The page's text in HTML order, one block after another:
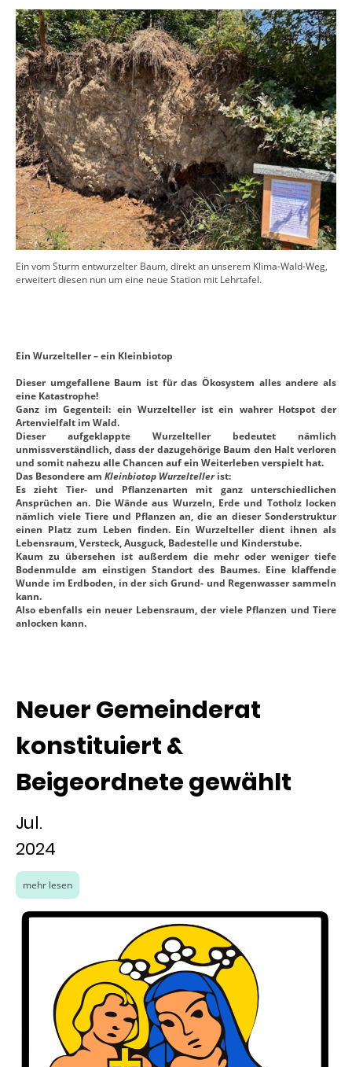
Ein vom Sturm entwurzelter Baum, direkt an unserem Klima-Wald-Weg,
erweitert diesen nun um eine neue Station mit Lehrtafel.
Ein Wurzelteller – ein Kleinbiotop
Dieser umgefallene Baum ist für das Ökosystem alles andere als
eine Katastrophe!
Ganz im Gegenteil: ein Wurzelteller ist ein wahrer Hotspot der
Artenvielfalt im Wald.
Dieser aufgeklappte Wurzelteller bedeutet nämlich
unmissverständlich, dass der dazugehörige Baum den Halt verloren
und somit nahezu alle Chancen auf ein Weiterleben verspielt hat.
Das Besondere am Kleinbiotop Wurzeltellerist:
Es zieht Tier- und Pflanzenarten mit ganz unterschiedlichen
Ansprüchen an. Die Wände aus Wurzeln, Erde und Totholz locken
nämlich viele Tiere und Pflanzen an, die an dieser Sonderstruktur
einen Platz zum Leben finden. Ein Wurzelteller dient ihnen als
Lebensraum, Versteck, Ausguck, Badestelle und Kinderstube.
Kaum zu übersehen ist außerdem die mehr oder weniger tiefe
Bodenmulde am einstigen Standort des Baumes. Eine klaffende
Wunde im Erdboden, in der sich Grund- und Regenwasser sammeln
kann.
Also ebenfalls ein neuer Lebensraum, der viele Pflanzen und Tiere
anlocken kann.
Neuer Gemeinderat
konstituiert &
Beigeordnete gewählt
Jul.
2024
mehr lesen